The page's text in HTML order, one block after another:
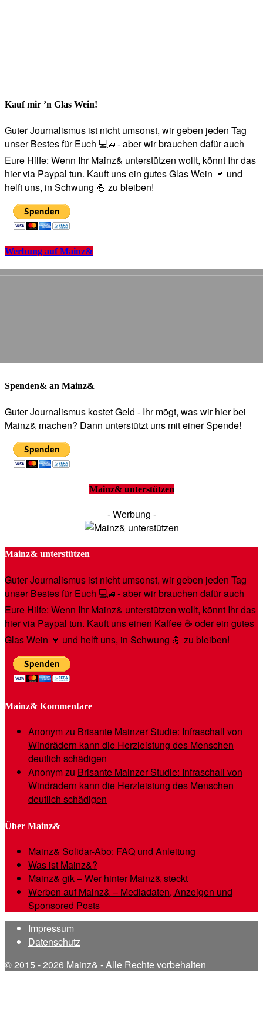
Kauf mir ’n Glas Wein!
Guter Journalismus ist nicht umsonst, wir geben jeden Tag
unser Bestes für Euch 💻🚙- aber wir brauchen dafür auch
Eure Hilfe: Wenn Ihr Mainz& unterstützen wollt, könnt Ihr das
hier via Paypal tun. Kauft uns ein gutes Glas Wein 🍷 und
helft uns, in Schwung 💪 zu bleiben!
Werbung auf Mainz&
Spenden& an Mainz&
Guter Journalismus kostet Geld - Ihr mögt, was wir hier bei
Mainz& machen? Dann unterstützt uns mit einer Spende!
Mainz& unterstützen
- Werbung -
Mainz& unterstützen
Guter Journalismus ist nicht umsonst, wir geben jeden Tag
unser Bestes für Euch 💻🚙- aber wir brauchen dafür auch
Eure Hilfe: Wenn Ihr Mainz& unterstützen wollt, könnt Ihr das
hier via Paypal tun. Kauft uns einen Kaffee ☕️ oder ein gutes
Glas Wein 🍷 und helft uns, in Schwung 💪 zu bleiben!
Mainz& Kommentare
Anonymzu Brisante Mainzer Studie: Infraschall von
Windrädern kann die Herzleistung des Menschen
deutlich schädigen
Anonymzu Brisante Mainzer Studie: Infraschall von
Windrädern kann die Herzleistung des Menschen
deutlich schädigen
Über Mainz&
Mainz& Solidar-Abo: FAQ und Anleitung
Was ist Mainz&?
Mainz& gik – Wer hinter Mainz& steckt
Werben auf Mainz& – Mediadaten, Anzeigen und
Sponsored Posts
Impressum
Datenschutz
© 2015 - 2026 Mainz& - Alle Rechte vorbehalten